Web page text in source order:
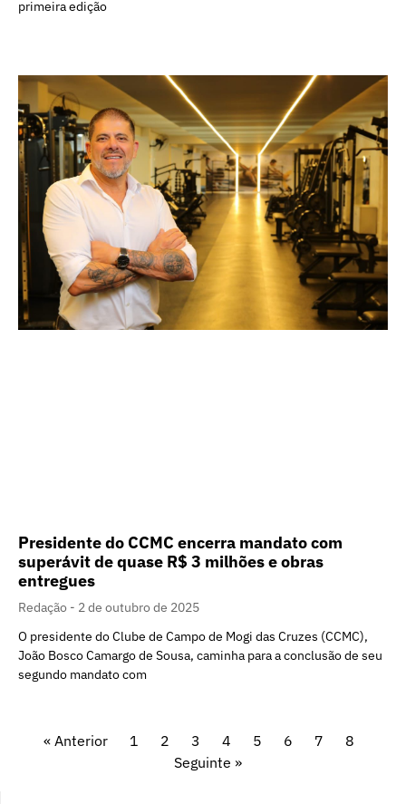
primeira edição
Presidente do CCMC encerra mandato com
superávit de quase R$ 3 milhões e obras
entregues
Redação
2 de outubro de 2025
O presidente do Clube de Campo de Mogi das Cruzes (CCMC),
João Bosco Camargo de Sousa, caminha para a conclusão de seu
segundo mandato com
« Anterior 1 2 3 4 5 6 7
8
Seguinte »